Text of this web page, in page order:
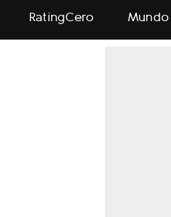
RatingCero Mundo